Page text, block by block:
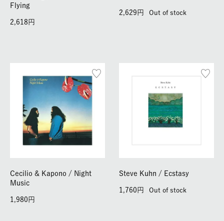
Flying
2,618
2,629 Out of stock
Cecilio & Kapono / Night
Music
1,980
Steve Kuhn / Ecstasy
1,760 Out of stock